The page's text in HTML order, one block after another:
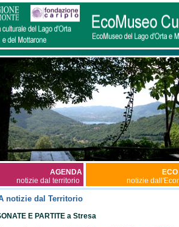
AGENDA
notizie dal territorio
notizie
notizie dal Territorio
E PARTITE a Stresa